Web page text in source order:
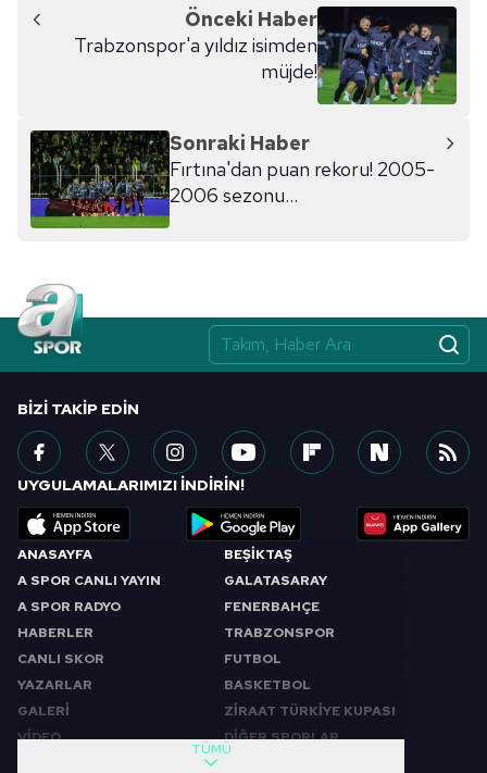
Önceki Haber
Trabzonspor'a yıldız isimden
müjde!
Sonraki Haber
Fırtına'dan puan rekoru! 2005-
2006 sezonu...
ANASAYFA
A SPOR CANLI YAYIN
A SPOR RADYO
HABERLER
CANLI SKOR
YAZARLAR
GALERİ
VİDEO
BEŞİKTAŞ
GALATASARAY
FENERBAHÇE
TRABZONSPOR
FUTBOL
BASKETBOL
ZİRAAT TÜRKİYE KUPASI
DİĞER SPORLAR
TÜMÜ
BIZI TAKIP EDIN
UYGULAMALARIMIZI İNDİRİN!